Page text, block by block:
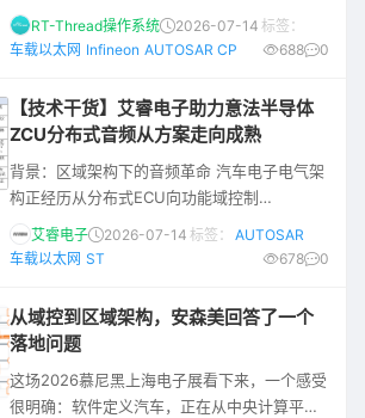
AUTOSAR CP 相关内容，之前对以太网更多
停留在基础概念层面，例如 MAC、IP、
CP，还只是听说过。刚开始学习 SOME/IP
时，最直观的感受是它并不只是“跑在
UDP/TCP 上的一种应用层报文”，而是和服务
接
RT-Thread操作系统 2026-07-14 标签：
车载以太网 Infineon AUTOSAR CP 688 0
【技术干货】艾睿电子助力意法半导体
ZCU分布式音频从方案走向成熟
背景：区域架构下的音频革命 汽车电子电气架
构正经历从分布式ECU向功能域控制
（Domain），再到区域控制（Zonal）即软件
定义汽车这个方向的深刻变革。 随着千兆以太
TSN（Time-Sensitive Networking）协议的
加持，为音视频在车载以太网中实时传输提供
了确定性时延和同步能力。 传统模拟音频总线
存在布线
艾睿电子 2026-07-14 标签：
AUTOSAR
车载以太网 ST 678 0
从域控到区域架构，安森美回答了一个
落地问题
这场2026慕尼黑上海电子展看下来，一个感受
很明确：软件定义汽车，正在从中央计算平台